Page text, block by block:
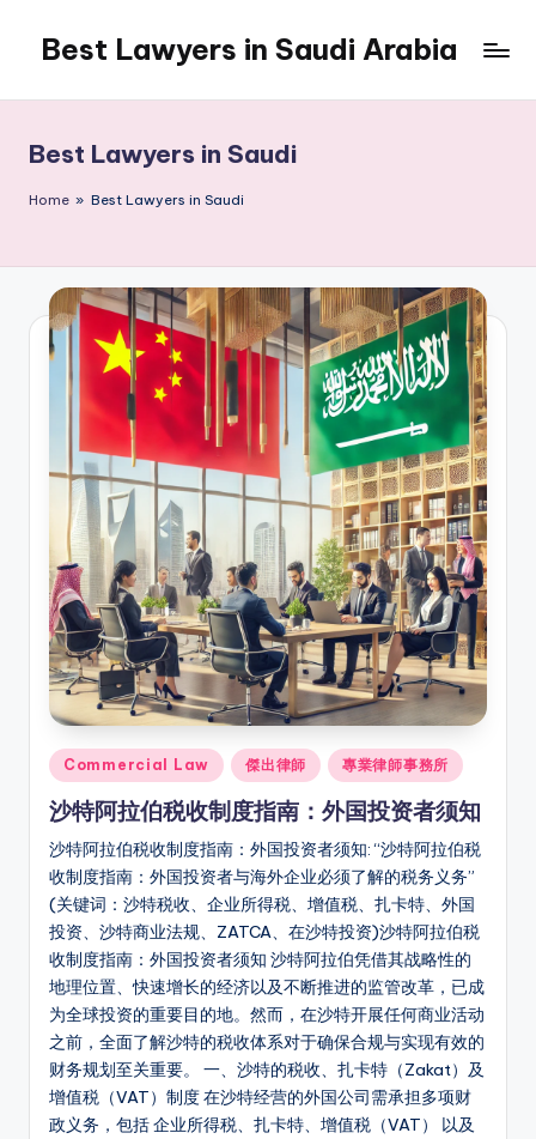
content
Best Lawyers in Saudi Arabia
Information
related
to
be
shared
in
blog.
Best Lawyers in Saudi
Home » Best Lawyers in Saudi
Posted
in
Commercial Law 傑出律師 專業律師事務所
沙特阿拉伯税收制度指南：外国投资者须知
沙特阿拉伯税收制度指南：外国投资者须知: “沙特阿拉伯税
收制度指南：外国投资者与海外企业必须了解的税务义务”
(关键词：沙特税收、企业所得税、增值税、扎卡特、外国
投资、沙特商业法规、ZATCA、在沙特投资)沙特阿拉伯税
收制度指南：外国投资者须知 沙特阿拉伯凭借其战略性的
地理位置、快速增长的经济以及不断推进的监管改革，已成
为全球投资的重要目的地。然而，在沙特开展任何商业活动
之前，全面了解沙特的税收体系对于确保合规与实现有效的
财务规划至关重要。 一、沙特的税收、扎卡特（Zakat）及
增值税（VAT）制度 在沙特经营的外国公司需承担多项财
政义务，包括 企业所得税、扎卡特、增值税（VAT） 以及